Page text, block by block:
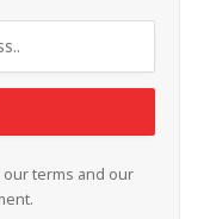
terms and our